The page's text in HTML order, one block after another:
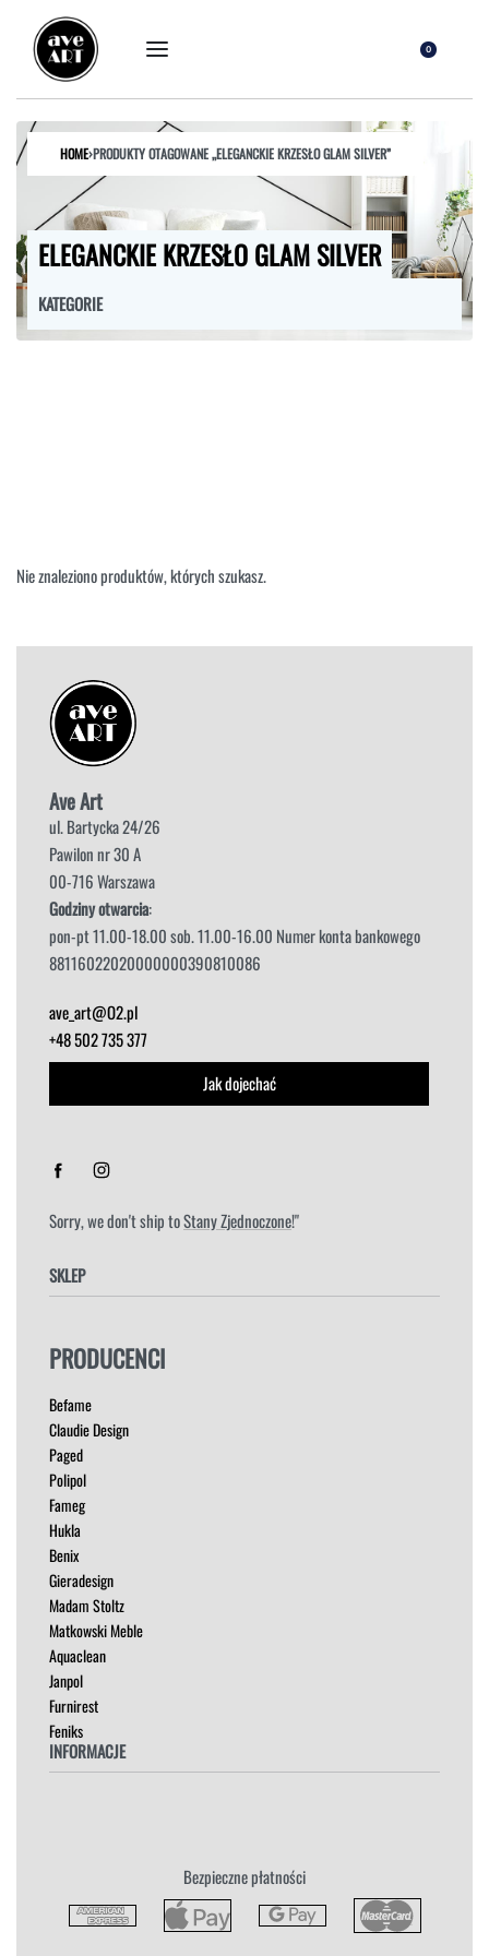
0
HOME›PRODUKTY OTAGOWANE „ELEGANCKIE KRZESŁO GLAM SILVER”
ELEGANCKIE KRZESŁO GLAM SILVER
KATEGORIE
SOFY
Nie znaleziono produktów, których szukasz.
Ave Art
ul. Bartycka 24/26
Pawilon nr 30 A
00-716 Warszawa
Godziny otwarcia:
pon-pt 11.00-18.00 sob. 11.00-16.00 Numer konta bankowego
88116022020000000390810086
ave_art@O2.pl
+48 502 735 377
Jak dojechać
Sorry, we don't ship toStany Zjednoczone!"
SKLEP
HOKERY
ŁÓŻKA
MEBLE RTV
NAROŻNIKI
OUTLET
PUFY
SOFY
STOLIKI
STOŁY
SZAFKI I KOMODY
PRODUCENCI
Befame
Claudie Design
Paged
Polipol
Fameg
Hukla
Benix
Gieradesign
Madam Stoltz
Matkowski Meble
Aquaclean
Janpol
Furnirest
Feniks
INFORMACJE
Płatność i Dostawa
Bezpieczne płatności